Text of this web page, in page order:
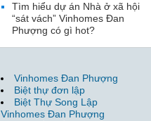
Tìm hiểu dự án Nhà ở xã hội
“sát vách” Vinhomes Đan
Phượng có gì hot?
Vinhomes Đan Phượng
Biệt thự đơn lập
Biệt Thự Song Lập
Vinhomes Đan Phượng